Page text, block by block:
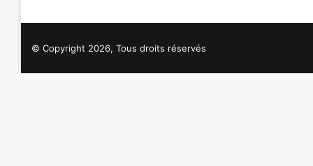
© Copyright 2026, Tous droits réservés